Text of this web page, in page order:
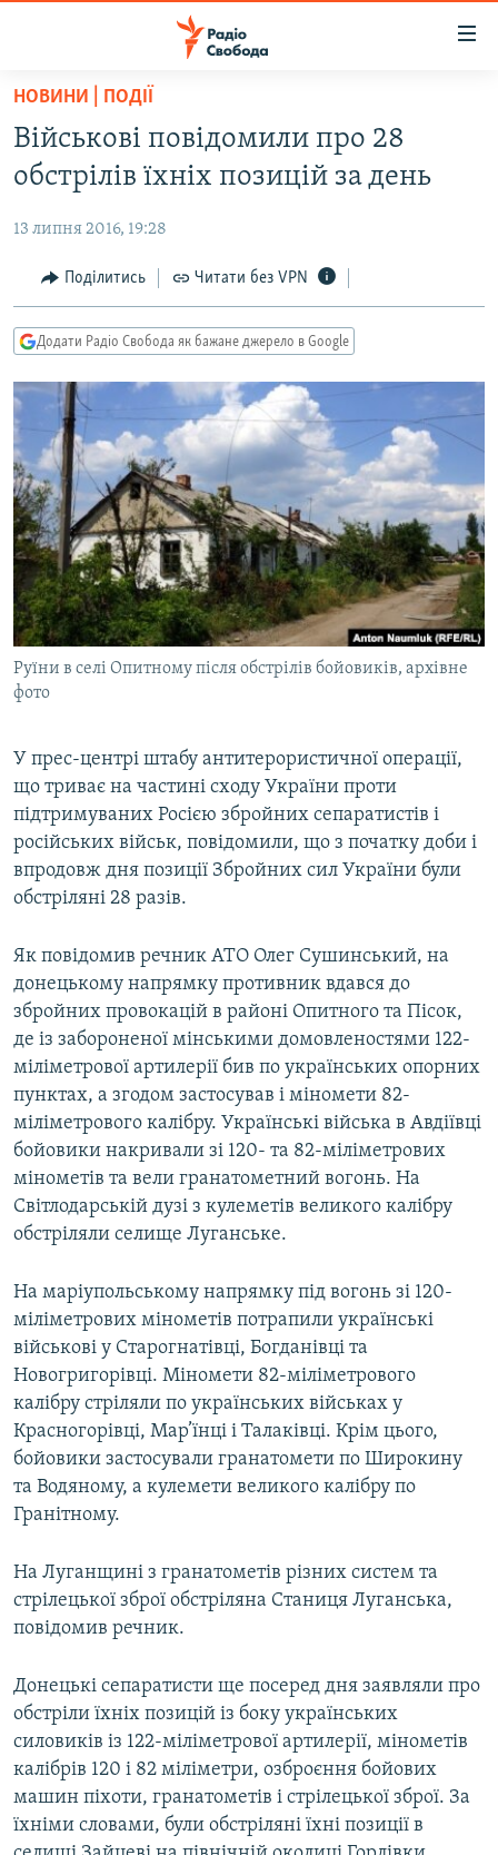
Перейти
основного
матеріалу
Перейти
до
навігації
Перейти
до
ВСЕ ЗА ДОБУ
СТАТТІ
ПОЛІТИКА
ЕКОНОМІКА
КУЛЬТУРА
СПОРТ
УКРАЇНА
СВІТ
ВІЙНА
РОСІЙСЬКА «ФІЛЬТРАЦІЯ»
КРИМ.РЕАЛІЇ
ТИ ЯК?
СХЕМИ
ПРИАЗОВ’Я
КИТАЙ.ВИКЛИКИ
МУЛЬТИМЕДІА
ФОТО
СПЕЦПРОЄКТИ
ПОДКАСТИ
РУС
УКР
КТАТ
ДОЛУЧАЙСЯ!
Усі сайти RFE/RL
НОВИНИ | ПОДІЇ
Військові повідомили про 28
обстрілів їхніх позицій за день
13 липня 2016, 19:28
Поділитись Читати без VPN
Додати Радіо Свобода як бажане джерело в Google
Руїни в селі Опитному після обстрілів бойовиків, архівне
фото
У прес-центрі штабу антитерористичної операції,
що триває на частині сходу України проти
підтримуваних Росією збройних сепаратистів і
російських військ, повідомили, що з початку доби і
впродовж дня позиції Збройних сил України були
обстріляні 28 разів.
Як повідомив речник АТО Олег Сушинський, на
донецькому напрямку противник вдався до
збройних провокацій в районі Опитного та Пісок,
де із забороненої мінськими домовленостями 122-
міліметрової артилерії бив по українських опорних
пунктах, а згодом застосував і міномети 82-
міліметрового калібру. Українські війська в Авдіївці
бойовики накривали зі 120- та 82-міліметрових
мінометів та вели гранатометний вогонь. На
Світлодарській дузі з кулеметів великого калібру
обстріляли селище Луганське.
На маріупольському напрямку під вогонь зі 120-
міліметрових мінометів потрапили українські
військові у Старогнатівці, Богданівці та
Новогригорівці. Міномети 82-міліметрового
калібру стріляли по українських військах у
Красногорівці, Мар’їнці і Талаківці. Крім цього,
бойовики застосували гранатомети по Широкину
та Водяному, а кулемети великого калібру по
Гранітному.
На Луганщині з гранатометів різних систем та
стрілецької зброї обстріляна Станиця Луганська,
повідомив речник.
Донецькі сепаратисти ще посеред дня заявляли про
обстріли їхніх позицій із боку українських
силовиків із 122-міліметрової артилерії, мінометів
калібрів 120 і 82 міліметри, озброєння бойових
машин піхоти, гранатометів і стрілецької зброї. За
їхніми словами, були обстріляні їхні позиції в